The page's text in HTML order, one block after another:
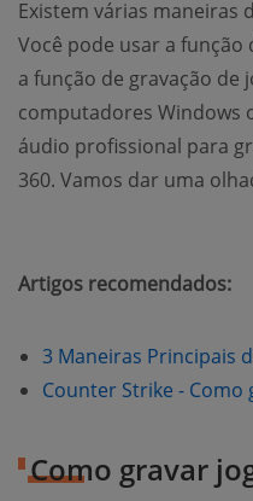
Existem várias maneiras
Você pode usar a função
a função de gravação de
computadores Windows
áudio profissional para
360. Vamos dar uma
Artigos recomendados:
3 Maneiras Principais
Counter Strike - Como
Como gravar